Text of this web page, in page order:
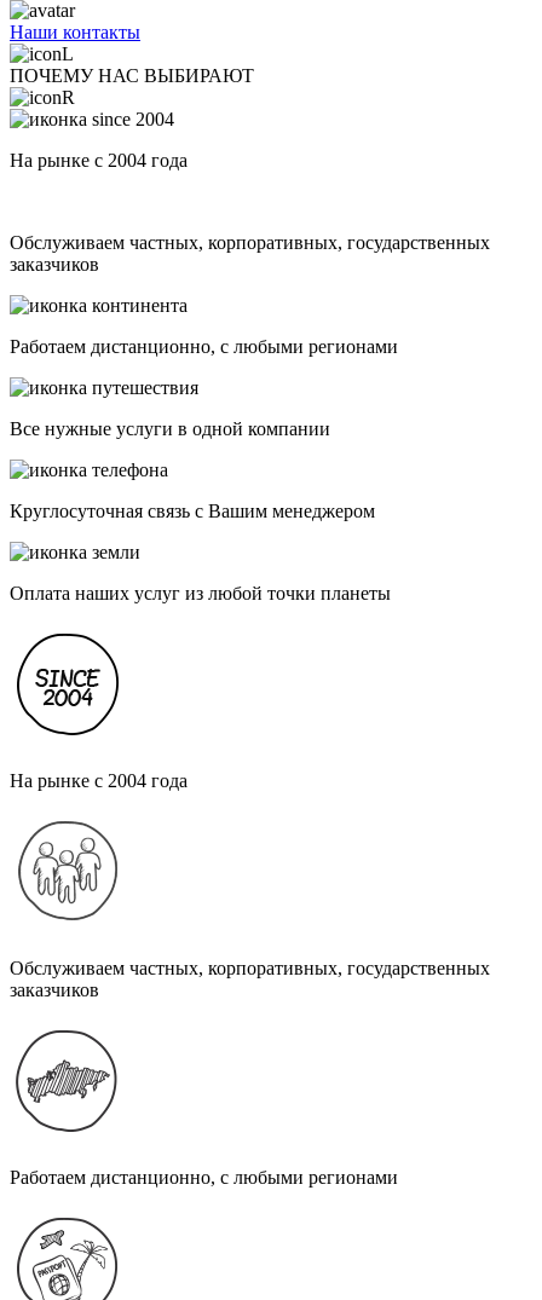
Наши контакты
ПОЧЕМУ НАС ВЫБИРАЮТ
На рынке с 2004 года
Обслуживаем частных, корпоративных, государственных
заказчиков
Работаем дистанционно, с любыми регионами
Все нужные услуги в одной компании
Круглосуточная связь с Вашим менеджером
Оплата наших услуг из любой точки планеты
На рынке с 2004 года
Обслуживаем частных, корпоративных, государственных
заказчиков
Работаем дистанционно, с любыми регионами